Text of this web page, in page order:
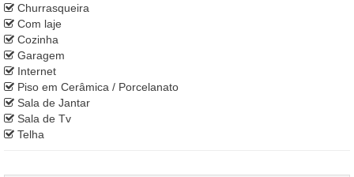
Churrasqueira
Com laje
Cozinha
Garagem
Internet
Piso em Cerâmica / Porcelanato
Sala de Jantar
Sala de Tv
Telha